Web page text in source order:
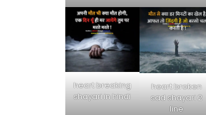
heart breaking
shayari in hindi
heart broken
sad shayari 2
line